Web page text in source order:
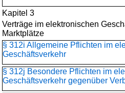
Kapitel 3
Verträge im elektronischen
Marktplätze
§ 312i Allgemeine Pflichten im
Geschäftsverkehr
§ 312j Besondere Pflichten im
Geschäftsverkehr gegenüber